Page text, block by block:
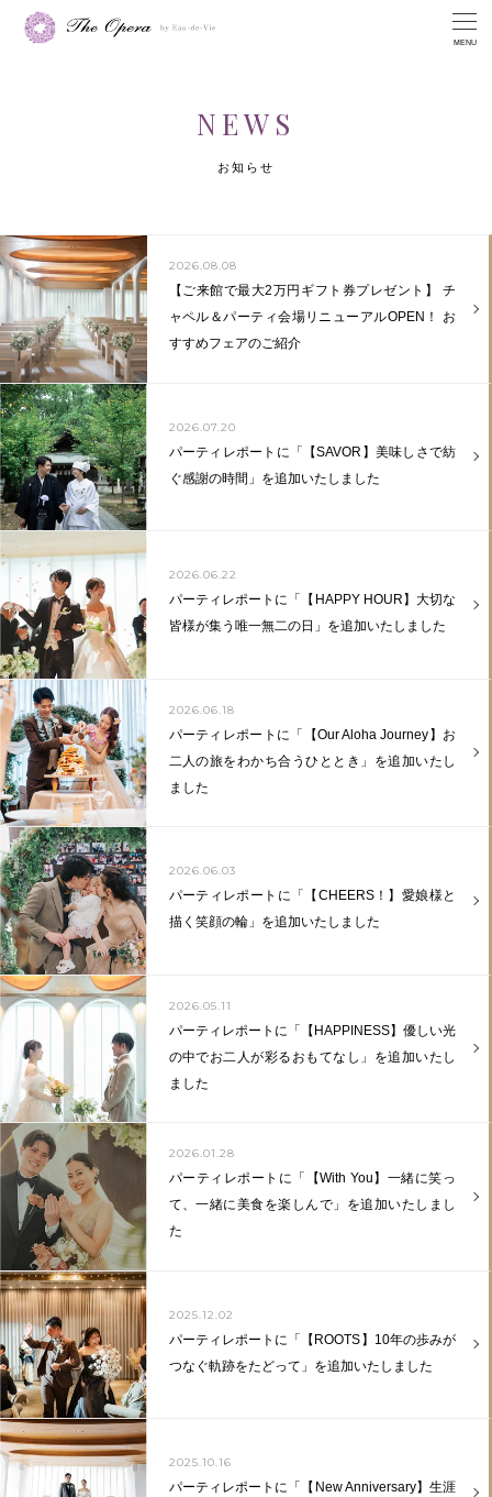
MENU
NEWS
お知らせ
2026.08.08
【ご来館で最大2万円ギフト券プレゼント】 チ
ャペル＆パーティ会場リニューアルOPEN！ お
すすめフェアのご紹介
2026.07.20
パーティレポートに「【SAVOR】美味しさで紡
ぐ感謝の時間」を追加いたしました
2026.06.22
パーティレポートに「【HAPPY HOUR】大切な
皆様が集う唯一無二の日」を追加いたしました
2026.06.18
パーティレポートに「【Our Aloha Journey】お
二人の旅をわかち合うひととき」を追加いたし
ました
2026.06.03
パーティレポートに「【CHEERS！】愛娘様と
描く笑顔の輪」を追加いたしました
2026.05.11
パーティレポートに「【HAPPINESS】優しい光
の中でお二人が彩るおもてなし」を追加いたし
ました
2026.01.28
パーティレポートに「【With You】一緒に笑っ
て、一緒に美食を楽しんで」を追加いたしまし
た
2025.12.02
パーティレポートに「【ROOTS】10年の歩みが
つなぐ軌跡をたどって」を追加いたしました
2025.10.16
パーティレポートに「【New Anniversary】生涯